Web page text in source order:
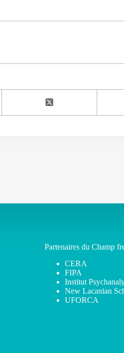
Partenaires du Champ
CERA
FIPA
Institut
New Lacanian
UFORCA